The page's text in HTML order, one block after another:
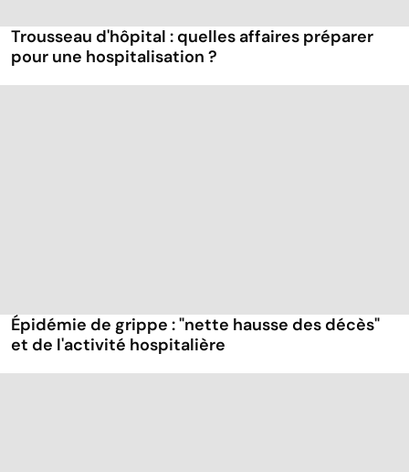
Trousseau d'hôpital : quelles affaires préparer
pour une hospitalisation ?
Épidémie de grippe : "nette hausse des décès"
et de l'activité hospitalière